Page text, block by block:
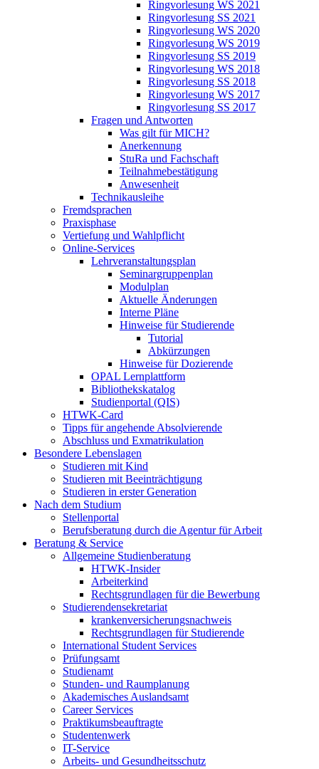
Ringvorlesung WS 2021
Ringvorlesung SS 2021
Ringvorlesung WS 2020
Ringvorlesung WS 2019
Ringvorlesung SS 2019
Ringvorlesung WS 2018
Ringvorlesung SS 2018
Ringvorlesung WS 2017
Ringvorlesung SS 2017
Fragen und Antworten
Was gilt für MICH?
Anerkennung
StuRa und Fachschaft
Teilnahmebestätigung
Anwesenheit
Technikausleihe
Fremdsprachen
Praxisphase
Vertiefung und Wahlpflicht
Online-Services
Lehrveranstaltungsplan
Seminargruppenplan
Modulplan
Aktuelle Änderungen
Interne Pläne
Hinweise für Studierende
Tutorial
Abkürzungen
Hinweise für Dozierende
OPAL Lernplattform
Bibliothekskatalog
Studienportal (QIS)
HTWK-Card
Tipps für angehende Absolvierende
Abschluss und Exmatrikulation
Besondere Lebenslagen
Studieren mit Kind
Studieren mit Beeinträchtigung
Studieren in erster Generation
Nach dem Studium
Stellenportal
Berufsberatung durch die Agentur für Arbeit
Beratung & Service
Allgemeine Studienberatung
HTWK-Insider
Arbeiterkind
Rechtsgrundlagen für die Bewerbung
Studierendensekretariat
krankenversicherungsnachweis
Rechtsgrundlagen für Studierende
International Student Services
Prüfungsamt
Studienamt
Stunden- und Raumplanung
Akademisches Auslandsamt
Career Services
Praktikumsbeauftragte
Studentenwerk
IT-Service
Arbeits- und Gesundheitsschutz